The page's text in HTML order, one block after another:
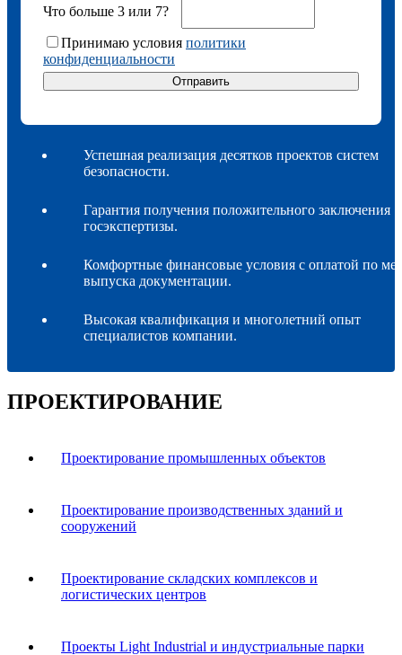
Что больше 3 или 7?
Принимаю условия политики
конфиденциальности
Успешная реализация десятков проектов систем
безопасности.
Гарантия получения положительного заключения
госэкспертизы.
Комфортные финансовые условия с оплатой по
выпуска документации.
Высокая квалификация и многолетний опыт
специалистов компании.
ПРОЕКТИРОВАНИЕ
Проектирование промышленных объектов
Проектирование производственных зданий и
сооружений
Проектирование складских комплексов и
логистических центров
Проекты Light Industrial и индустриальные парки